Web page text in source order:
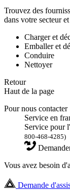
Trouvez des
dans votre secteur
Charger et
Emballer et
Conduire
Nettoyer
Retour
Haut de la page
Pour nous contacter
Service en
Service pour
800-468-4285)
Vous avez besoin
Demande